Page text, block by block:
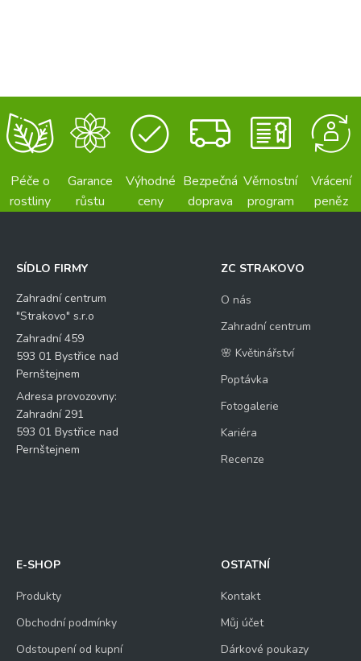
Péče o
rostliny
Garance
růstu
Výhodné
ceny
Bezpečná
doprava
Věrnostní
program
Vrácení
peněz
SÍDLO FIRMY
Zahradní centrum
"Strakovo" s.r.o
Zahradní 459
593 01 Bystřice nad
Pernštejnem
Adresa provozovny:
Zahradní 291
593 01 Bystřice nad
Pernštejnem
ZC STRAKOVO
O nás
Zahradní centrum
🌸 Květinářství
Poptávka
Fotogalerie
Kariéra
Recenze
E-SHOP
Produkty
Obchodní podmínky
Odstoupení od kupní
OSTATNÍ
Kontakt
Můj účet
Dárkové poukazy